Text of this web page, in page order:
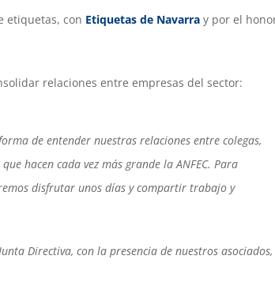
etiquetas, con Etiquetas de Navarra y por el
relaciones entre empresas del sector:
de entender nuestras relaciones entre colegas,
hacen cada vez más grande la ANFEC. Para
disfrutar unos días y compartir trabajo y
Directiva, con la presencia de nuestros